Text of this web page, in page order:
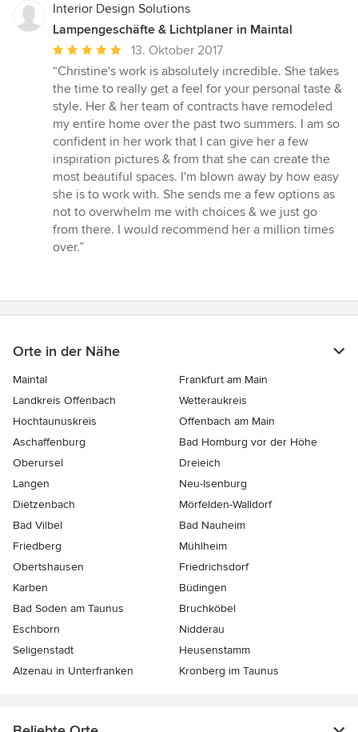
Interior Design Solutions
Lampengeschäfte & Lichtplaner in Maintal
Durchschnittliche
Bewertung:
5
von
5
Sternen
13. Oktober 2017
“Christine's work is absolutely incredible. She takes
the time to really get a feel for your personal taste &
style. Her & her team of contracts have remodeled
my entire home over the past two summers. I am so
confident in her work that I can give her a few
inspiration pictures & from that she can create the
most beautiful spaces. I'm blown away by how easy
she is to work with. She sends me a few options as
not to overwhelm me with choices & we just go
from there. I would recommend her a million times
over.”
Orte in der Nähe
Maintal
Frankfurt am Main
Landkreis Offenbach
Wetteraukreis
Hochtaunuskreis
Offenbach am Main
Aschaffenburg
Bad Homburg vor der Höhe
Oberursel
Dreieich
Langen
Neu-Isenburg
Dietzenbach
Mörfelden-Walldorf
Bad Vilbel
Bad Nauheim
Friedberg
Mühlheim
Obertshausen
Friedrichsdorf
Karben
Büdingen
Bad Soden am Taunus
Bruchköbel
Eschborn
Nidderau
Seligenstadt
Heusenstamm
Alzenau in Unterfranken
Kronberg im Taunus